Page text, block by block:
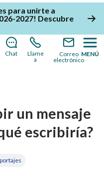
para unirte a
2027! Descubre
Chat
Llame
a
Correo
electrónico
MENÚ
un mensaje
escribiría?